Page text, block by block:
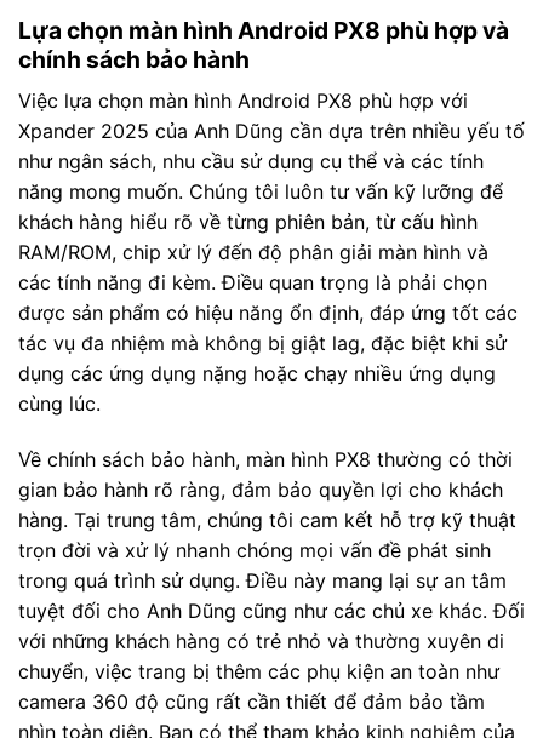
Lựa chọn màn hình Android PX8 phù hợp và
chính sách bảo hành
Việc lựa chọn màn hình Android PX8 phù hợp với
Xpander 2025 của Anh Dũng cần dựa trên nhiều yếu tố
như ngân sách, nhu cầu sử dụng cụ thể và các tính
năng mong muốn. Chúng tôi luôn tư vấn kỹ lưỡng để
khách hàng hiểu rõ về từng phiên bản, từ cấu hình
RAM/ROM, chip xử lý đến độ phân giải màn hình và
các tính năng đi kèm. Điều quan trọng là phải chọn
được sản phẩm có hiệu năng ổn định, đáp ứng tốt các
tác vụ đa nhiệm mà không bị giật lag, đặc biệt khi sử
dụng các ứng dụng nặng hoặc chạy nhiều ứng dụng
cùng lúc.
Về chính sách bảo hành, màn hình PX8 thường có thời
gian bảo hành rõ ràng, đảm bảo quyền lợi cho khách
hàng. Tại trung tâm, chúng tôi cam kết hỗ trợ kỹ thuật
trọn đời và xử lý nhanh chóng mọi vấn đề phát sinh
trong quá trình sử dụng. Điều này mang lại sự an tâm
tuyệt đối cho Anh Dũng cũng như các chủ xe khác. Đối
với những khách hàng có trẻ nhỏ và thường xuyên di
chuyển, việc trang bị thêm các phụ kiện an toàn như
camera 360 độ cũng rất cần thiết để đảm bảo tầm
nhìn toàn diện. Bạn có thể tham khảo kinh nghiệm của